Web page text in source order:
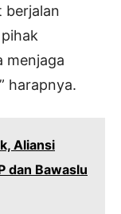
berjalan
menjaga
harapnya.
Aliansi
dan Bawaslu